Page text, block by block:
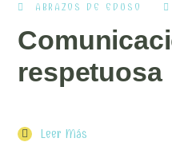
ABRAZOS DE EDUSO
respetuosa
Leer Más